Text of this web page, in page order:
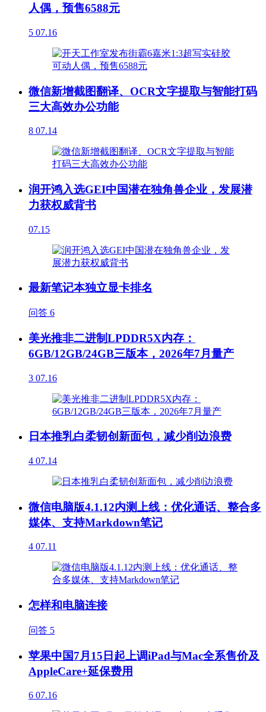
人偶，预售6588元
5 07.16
微信新增截图翻译、OCR文字提取与智能打码
三大高效办公功能
8 07.14
润开鸿入选GEI中国潜在独角兽企业，发展潜
力获权威背书
07.15
最新笔记本独立显卡排名
问答 6
美光推非二进制LPDDR5X内存：
6GB/12GB/24GB三版本，2026年7月量产
3 07.16
日本推乳白柔韧创新面包，减少削边浪费
4 07.14
微信电脑版4.1.12内测上线：优化通话、整合多
媒体、支持Markdown笔记
4 07.11
怎样和电脑连接
问答 5
苹果中国7月15日起上调iPad与Mac全系售价及
AppleCare+延保费用
6 07.16